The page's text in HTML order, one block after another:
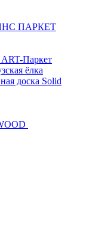
ПАРКЕТ
ART-Паркет
ёлка
доска Solid